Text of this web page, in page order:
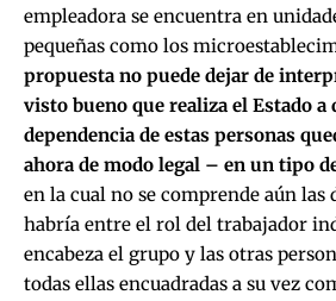
empleadora se encuentra en
pequeñas como los
propuesta no puede dejar de
visto bueno que realiza el Estado a
dependencia de estas personas
ahora de modo legal – en un tipo
en la cual no se comprende aún las
habría entre el rol del trabajador
encabeza el grupo y las otras
todas ellas encuadradas a su vez